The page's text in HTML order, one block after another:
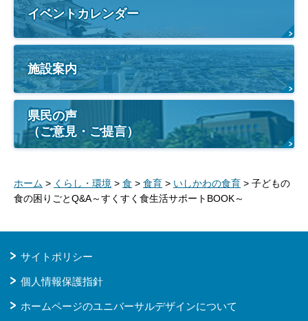
イベントカレンダー
施設案内
県民の声
（ご意見・ご提言）
ホーム > くらし・環境 > 食 > 食育 > いしかわの食育 > 子どもの
食の困りごとQ&A～すくすく食生活サポートBOOK～
サイトポリシー
個人情報保護指針
ホームページのユニバーサルデザインについて